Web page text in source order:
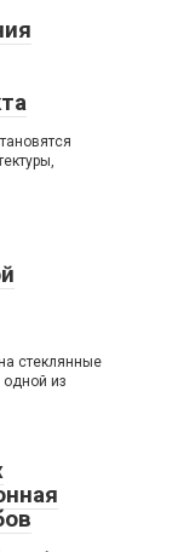
стеклянные
одной из